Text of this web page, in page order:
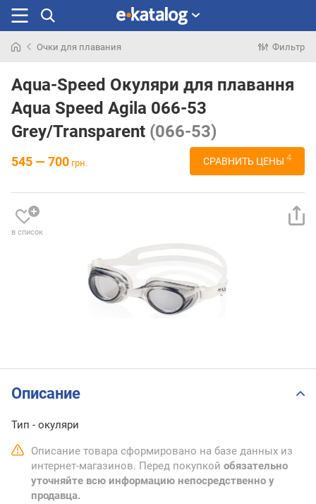
раньше
Очки для плавания Фильтр
Aqua-Speed Окуляри для плавання
Aqua Speed Agila 066-53
Grey/Transparent (066-53)
545 — 700 грн. СРАВНИТЬ ЦЕНЫ 4
в список
Описание
Тип - окуляри
Описание товара сформировано на базе данных из
интернет-магазинов. Перед покупкой обязательно
уточняйте всю информацию непосредственно у
продавца.